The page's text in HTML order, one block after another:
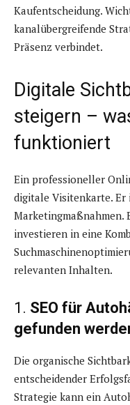
Kaufentscheidung.
kanalübergreifende
Präsenz verbindet.
Digitale
steigern –
funktioniert
Ein professioneller
digitale Visitenkarte.
Marketingmaßnahmen.
investieren in eine
relevanten Inhalten.
1. SEO für
gefunden
Die organische
entscheidender
Strategie kann ein